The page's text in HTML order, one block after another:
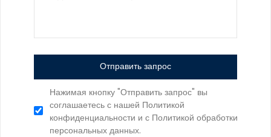
Отправить запрос
Нажимая кнопку "Отправить запрос" вы
соглашаетесь с нашей Политикой
конфиденциальности и с Политикой обработки
персональных данных.